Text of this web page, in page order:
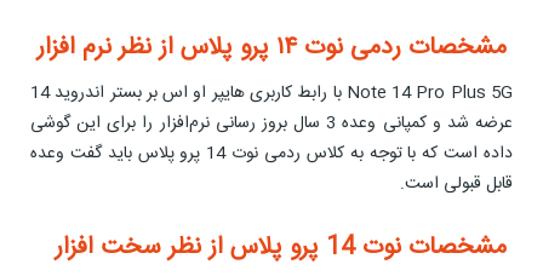
مشخصات ردمی نوت ۱۴ پرو پلاس از نظر نرم افزار
Note 14 Pro Plus 5G با رابط کاربری هایپر او اس بر بستر اندروید 14
عرضه شد و کمپانی وعده 3 سال بروز رسانی نرم‌افزار را برای این گوشی
داده است که با توجه به کلاس ردمی نوت 14 پرو پلاس باید گفت وعده
قابل قبولی است.
مشخصات نوت 14 پرو پلاس از نظر سخت افزار